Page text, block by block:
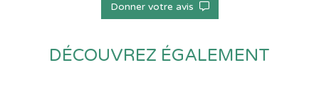
Donner votre avis
DÉCOUVREZ ÉGALEMENT